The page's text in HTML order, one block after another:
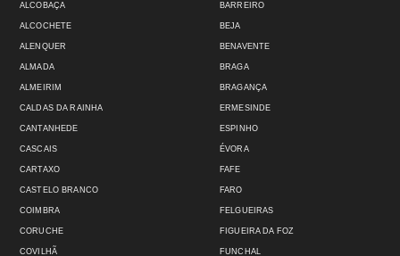
ALCOBAÇA
ALCOCHETE
ALENQUER
ALMADA
ALMEIRIM
BARREIRO
BEJA
BENAVENTE
BRAGA
BRAGANÇA
CALDAS DA RAINHA
CANTANHEDE
CASCAIS
CARTAXO
CASTELO BRANCO
COIMBRA
CORUCHE
COVILHÃ
ERMESINDE
ESPINHO
ÉVORA
FAFE
FARO
FELGUEIRAS
FIGUEIRA DA FOZ
FUNCHAL